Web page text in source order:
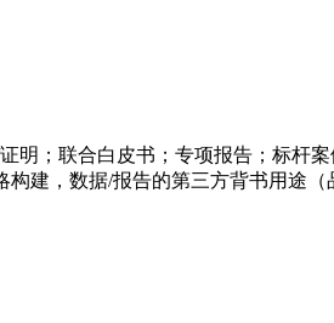
明；联合白皮书；专项报告；标杆
建，数据/报告的第三方背书用途（